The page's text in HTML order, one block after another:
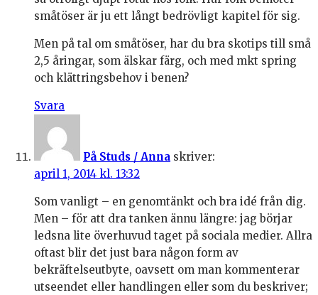
småtöser är ju ett långt bedrövligt kapitel för sig.
Men på tal om småtöser, har du bra skotips till små
2,5 åringar, som älskar färg, och med mkt spring
och klättringsbehov i benen?
Svara
På Studs / Anna skriver:
april 1, 2014 kl. 13:32
Som vanligt – en genomtänkt och bra idé från dig.
Men – för att dra tanken ännu längre: jag börjar
ledsna lite överhuvud taget på sociala medier. Allra
oftast blir det just bara någon form av
bekräftelseutbyte, oavsett om man kommenterar
utseendet eller handlingen eller som du beskriver;